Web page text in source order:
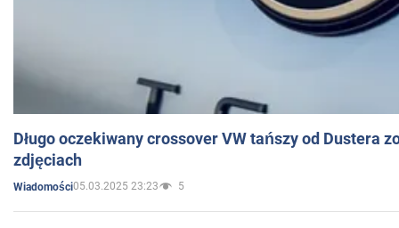
Długo oczekiwany crossover VW tańszy od Dustera
zdjęciach
Wiadomości05.03.2025 23:23 5